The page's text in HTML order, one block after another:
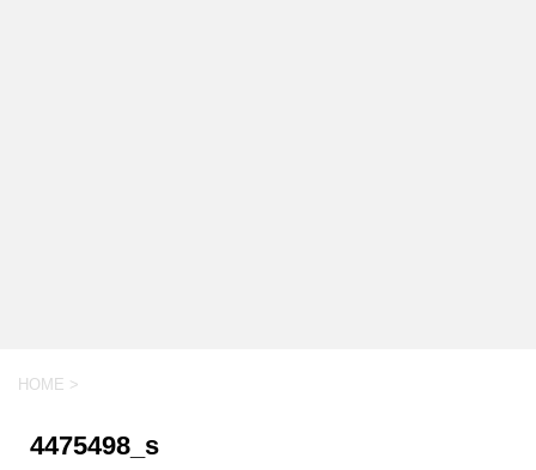
HOME >
4475498_s